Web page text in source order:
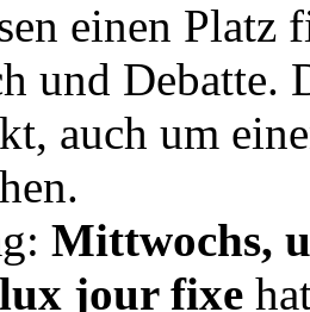
einen Platz
und Debatte.
auch um
Mittwochs,
jour fixe